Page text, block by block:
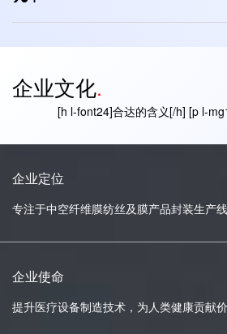
企业文化.
[h l-font24]合达的含义[/h] [p l-
企业定位
专注于中空纤维膜纺丝及膜产品封装生产线
企业使命
提升医疗设备制造技术，为人类健康贡献